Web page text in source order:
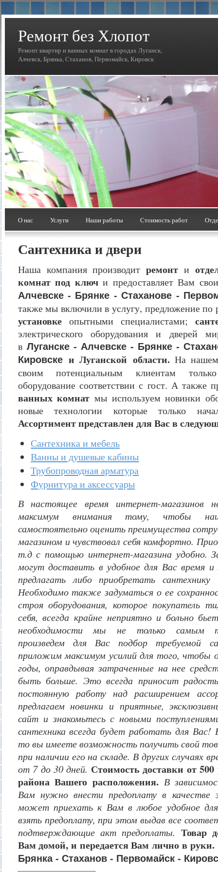
Ремонт без Хлопот
Ремонт квартир и ванных комнат в городах Луганск,
Алчевск, Брянка, Стаханов, Первомайск, Кировск
О нас Услуги Наши работы Стоимость работ
Сантехника и двери
Наша компания производитремонт и
комнат под ключи предоставляет Вам
Алчевске - Брянке - Стаханове -
также мы включили в услугу, предложение по
установкеопытными специалистами;
электрического оборудования и дверей
в Луганске - Алчевске - Брянке -
Кировскеи Луганской области.На нашем
своим потенциальным клиентам только
оборудование соответствии с гост. А также
ванных комнат мы используем новинки
новые технологии которые только
Ассортимент представлен для Вас в
Сантехника и мебель
Ванны и душевые кабины
Трубопроводная арматура
Фурнитура и аксессуары
В настоящее время интернет-магазинов
максимум внимания тому, чтобы
самостоятельно оценить преимущества
магазином и чувствовал себя комфортно.
т.д с помощью интернет-магазина удобно.
могут доставить в удобное для Вас время
предлагать либо приобретать
Необходимо также задуматься о ее
строя оборудования, которое покупатель
себя, всегда крайне неприятно и больно
необходимости мы не только самым
произведем для Вас подбор требуемой
приложим максимум усилий для того, чтобы
годы, оправдывая затраченные на нее
быть больше. Это всегда приносит
постоянную работу над расширением
предлагаем новинки и приятные,
сайт и знакомьтесь с новыми
сантехника всегда будет работать для Вас!
то вы имеете возможность получить свой
при наличии его на складе. В других случаях
от 7 до 30 дней. Стоимость доставки от
района Вашего расположения. В
Вам нужно внести предоплату в качестве
может приехать к Вам в любое удобное
взять предоплату, при этом выдав все
подтверждающие акт предоплаты. Товар
Вам домой, и передается Вам лично в руки.
Брянка - Стаханов - Первомайск -